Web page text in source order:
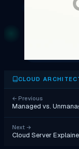
CLOUD
← Previous
Managed vs.
Next →
Cloud Server